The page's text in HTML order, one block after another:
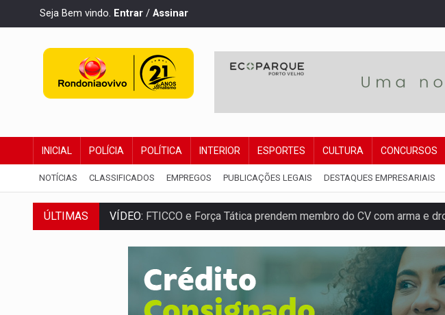
Seja Bem vindo. Entrar / Assinar
INICIAL POLÍCIA POLÍTICA INTERIOR ESPORTES CULTURA CONCURSOS
NOTÍCIAS CLASSIFICADOS EMPREGOS PUBLICAÇÕES LEGAIS DESTAQUES EMPRESARIAIS
ÚLTIMAS VÍDEO: FTICCO e Força Tática prendem membro do CV com arma e
INCLUSÃO:Prefeitura fortalece parceria com a APAE para ampliar
DEFESA:Exército testa inovações no combate a drones durante
TEMAS SOCIOAMBIENTAIS: Em Itapuã do Oeste, CINEMAZÔNIA